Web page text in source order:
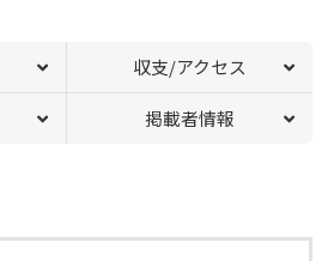
収支/アクセス
掲載者情報